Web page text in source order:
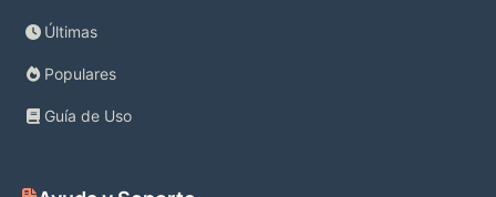
Últimas
Populares
Guía de Uso